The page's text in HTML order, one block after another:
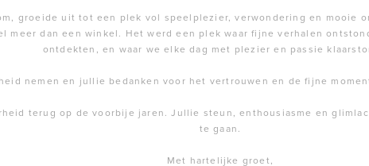
groeide uit tot een plek vol speelplezier, verwondering en mooie
meer dan een winkel. Het werd een plek waar fijne verhalen
ontdekten, en waar we elke dag met plezier en passie
nemen en jullie bedanken voor het vertrouwen en de fijne
terug op de voorbije jaren. Jullie steun, enthousiasme en
te gaan.
Met hartelijke groet,